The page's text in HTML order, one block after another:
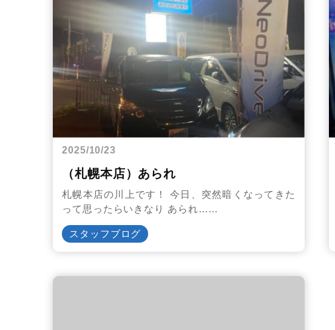
2025/10/23
（札幌本店）あられ
札幌本店の川上です！ 今日、突然暗くなってきた
って思ったらいきなり あられ……
スタッフブログ